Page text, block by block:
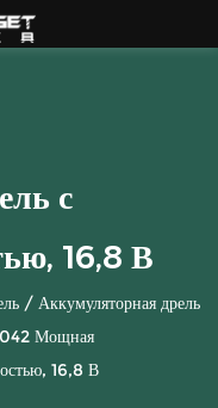
с
16,8 В
/ Аккумуляторная дрель
Мощная
16,8 В